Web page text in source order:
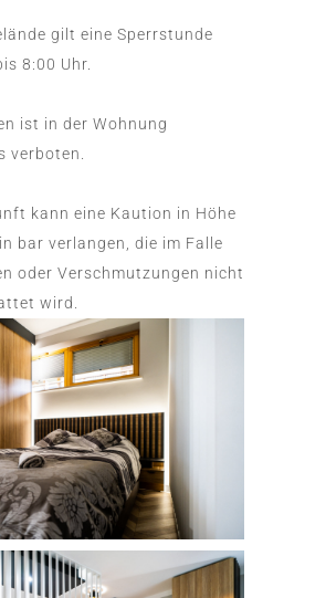
gilt eine Sperrstunde
8:00 Uhr.
ist in der Wohnung
verboten.
kann eine Kaution in Höhe
bar verlangen, die im Falle
oder Verschmutzungen nicht
wird.